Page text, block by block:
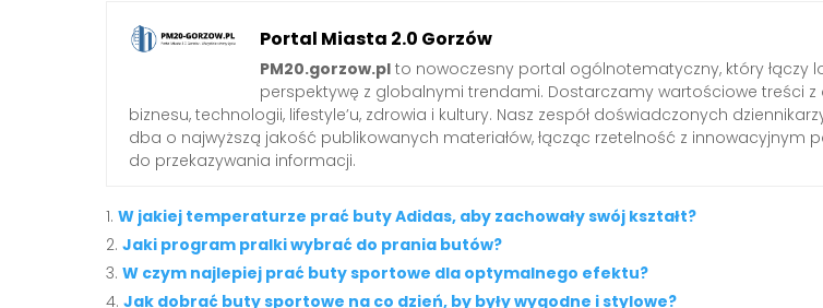
Portal Miasta 2.0 Gorzów
PM20.gorzow.pl to nowoczesny portal ogólnotematyczny, który łączy
perspektywę z globalnymi trendami. Dostarczamy wartościowe treści z
biznesu, technologii, lifestyle’u, zdrowia i kultury. Nasz zespół doświadczonych
dba o najwyższą jakość publikowanych materiałów, łącząc rzetelność z innowacyjnym
do przekazywania informacji.
W jakiej temperaturze prać buty Adidas, aby zachowały swój kształt?
Jaki program pralki wybrać do prania butów?
W czym najlepiej prać buty sportowe dla optymalnego efektu?
Jak dobrać buty sportowe na co dzień, by były wygodne i stylowe?